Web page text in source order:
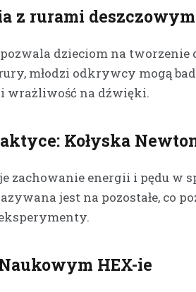
z rurami
dzieciom na
młodzi odkrywcy mogą
wrażliwość na dźwięki.
Kołyska
zachowanie energii i pędu w
jest na pozostałe, co
HEX-ie